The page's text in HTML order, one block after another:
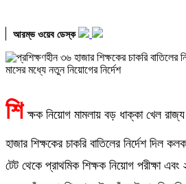
আরম্ভ ওয়েব ডেস্ক
শি ক্ষক নিয়োগ মামলায় বড় ধাক্কা খেল
হাজার শিক্ষকের চাকরি বাতিলের নির্দেশ দিল
টেট থেকে প্রাথমিক শিক্ষক নিয়োগ পরীক্ষা